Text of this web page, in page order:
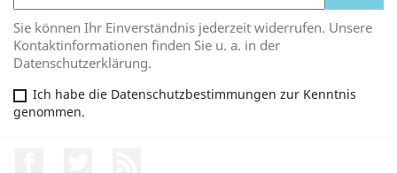
Sie können Ihr Einverständnis jederzeit widerrufen. Unsere
Kontaktinformationen finden Sie u. a. in der
Datenschutzerklärung.
Ich habe die Datenschutzbestimmungen zur Kenntnis
genommen.